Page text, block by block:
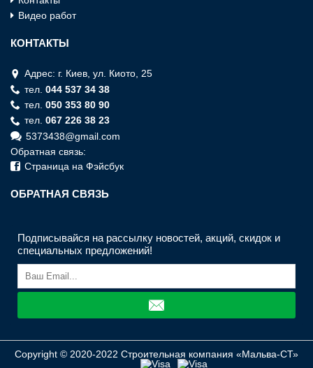
Видео работ
КОНТАКТЫ
Адрес: г. Киев, ул. Киото, 25
тел. 044 537 34 38
тел. 050 353 80 90
тел. 067 226 38 23
5373438@gmail.com
Обратная связь:
Страница на Фэйсбук
ОБРАТНАЯ СВЯЗЬ
Подписывайся на рассылку новостей, акций, скидок и
специальных предложений!
Copyright © 2020-2022 Строительная компания «Мальва-СТ»